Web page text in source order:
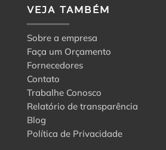
VEJA TAMBÉM
Sobre a empresa
Faça um Orçamento
Fornecedores
Contato
Trabalhe Conosco
Relatório de transparência
Blog
Política de Privacidade